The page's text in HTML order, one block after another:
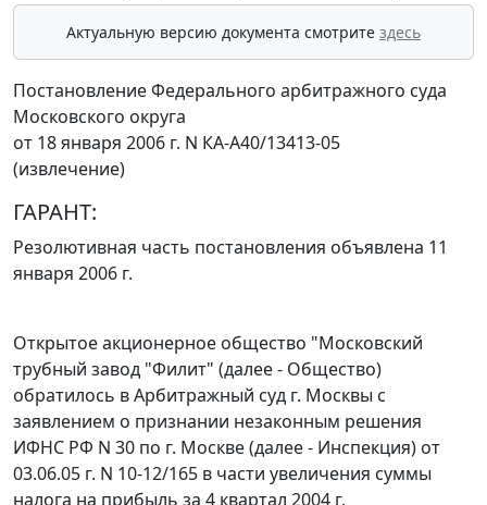
Актуальную версию документа смотрите здесь
Постановление Федерального арбитражного суда
Московского округа
от 18 января 2006 г. N КА-А40/13413-05
(извлечение)
ГАРАНТ:
Резолютивная часть постановления объявлена 11
января 2006 г.
Открытое акционерное общество "Московский
трубный завод "Филит" (далее - Общество)
обратилось в Арбитражный суд г. Москвы с
заявлением о признании незаконным решения
ИФНС РФ N 30 по г. Москве (далее - Инспекция) от
03.06.05 г. N 10-12/165 в части увеличения суммы
налога на прибыль за 4 квартал 2004 г.